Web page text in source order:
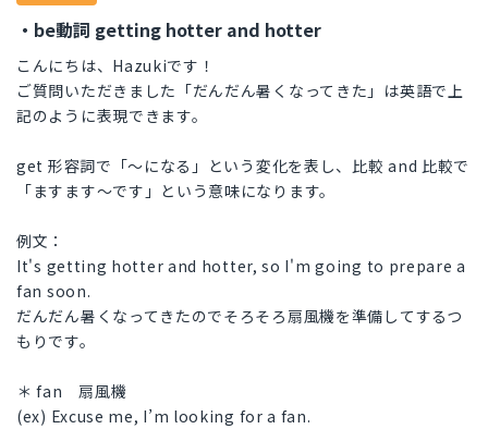
・be動詞 getting hotter and hotter
こんにちは、Hazukiです！
ご質問いただきました「だんだん暑くなってきた」は英語で上
記のように表現できます。
get 形容詞で「～になる」という変化を表し、比較 and 比較で
「ますます～です」という意味になります。
例文：
It's getting hotter and hotter, so I'm going to prepare a
fan soon.
だんだん暑くなってきたのでそろそろ扇風機を準備してするつ
もりです。
＊ fan 扇風機
(ex) Excuse me, I’m looking for a fan.